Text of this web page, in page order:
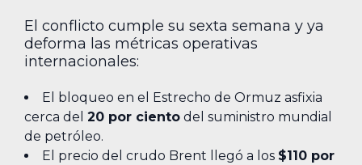
El conflicto cumple su sexta semana y ya
deforma las métricas operativas
internacionales:
El bloqueo en el Estrecho de Ormuz asfixia
cerca del 20 por ciento del suministro mundial
de petróleo.
El precio del crudo Brent llegó a los $110 por